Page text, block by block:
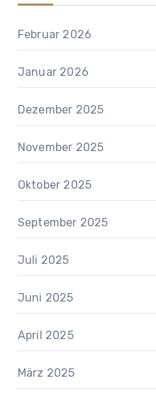
Februar 2026
Januar 2026
Dezember 2025
November 2025
Oktober 2025
September 2025
Juli 2025
Juni 2025
April 2025
März 2025